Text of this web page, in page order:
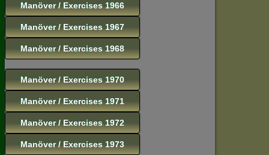
Manöver / Exercises 1966
Manöver / Exercises 1967
Manöver / Exercises 1968
Manöver / Exercises 1970
Manöver / Exercises 1971
Manöver / Exercises 1972
Manöver / Exercises 1973